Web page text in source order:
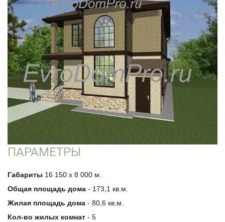
­ПАРАМЕТРЫ­
Габариты 16 150 х 8 000 м.
Общая площадь дома - 173,1 кв.м.
Жилая площадь дома - 80,6 кв.м.
Кол-во жилых комнат - 5